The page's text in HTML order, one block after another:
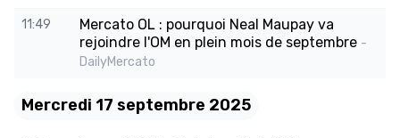
11:49
Mercato OL : pourquoi Neal Maupay va
rejoindre l'OM en plein mois de septembre -
DailyMercato
Mercredi 17 septembre 2025